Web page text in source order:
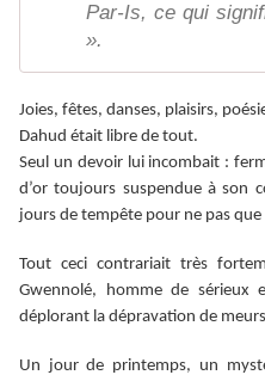
Par-Is, ce qui
».
Joies, fêtes, danses, plaisirs,
Dahud était libre de tout.
Seul un devoir lui incombait :
d’or toujours suspendue à son
jours de tempête pour ne pas que
Tout ceci contrariait très
Gwennolé, homme de
déplorant la dépravation de
Un jour de printemps, un